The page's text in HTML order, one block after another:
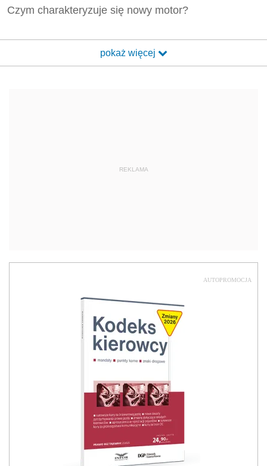
Czym charakteryzuje się nowy motor?
pokaż więcej
REKLAMA
AUTOPROMOCJA